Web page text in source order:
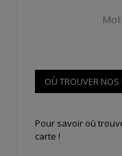
OÙ TROUVER
Pour savoir où
carte !